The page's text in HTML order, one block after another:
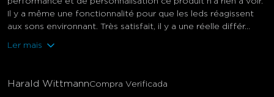
Il y a même une fonctionnalité pour que les leds réagissent
aux sons environnant. Très satisfait, il y a une réelle différ...
Ler mais
Harald WittmannCompra Verificada